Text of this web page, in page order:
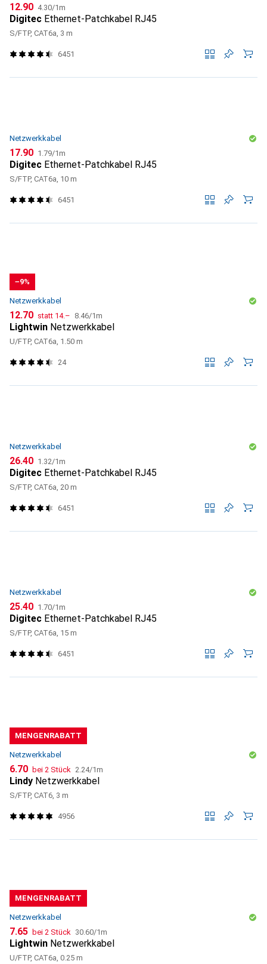
CHF
12.90 CHF
4.30/1m
Digitec Ethernet-Patchkabel RJ45
S/FTP, CAT6a, 3 m
6451
Netzwerkkabel
CHF
17.90 CHF
1.79/1m
Digitec Ethernet-Patchkabel RJ45
S/FTP, CAT6a, 10 m
6451
−9%
Netzwerkkabel
CHF
12.70 statt CHF
14.– CHF
8.46/1m
Lightwin Netzwerkkabel
U/FTP, CAT6a, 1.50 m
24
Netzwerkkabel
CHF
26.40 CHF
1.32/1m
Digitec Ethernet-Patchkabel RJ45
S/FTP, CAT6a, 20 m
6451
Netzwerkkabel
CHF
25.40 CHF
1.70/1m
Digitec Ethernet-Patchkabel RJ45
S/FTP, CAT6a, 15 m
6451
MENGENRABATT
Netzwerkkabel
CHF
6.70 bei 2 Stück CHF
2.24/1m
Lindy Netzwerkkabel
S/FTP, CAT6, 3 m
4956
MENGENRABATT
Netzwerkkabel
CHF
7.65 bei 2 Stück CHF
30.60/1m
Lightwin Netzwerkkabel
U/FTP, CAT6a, 0.25 m